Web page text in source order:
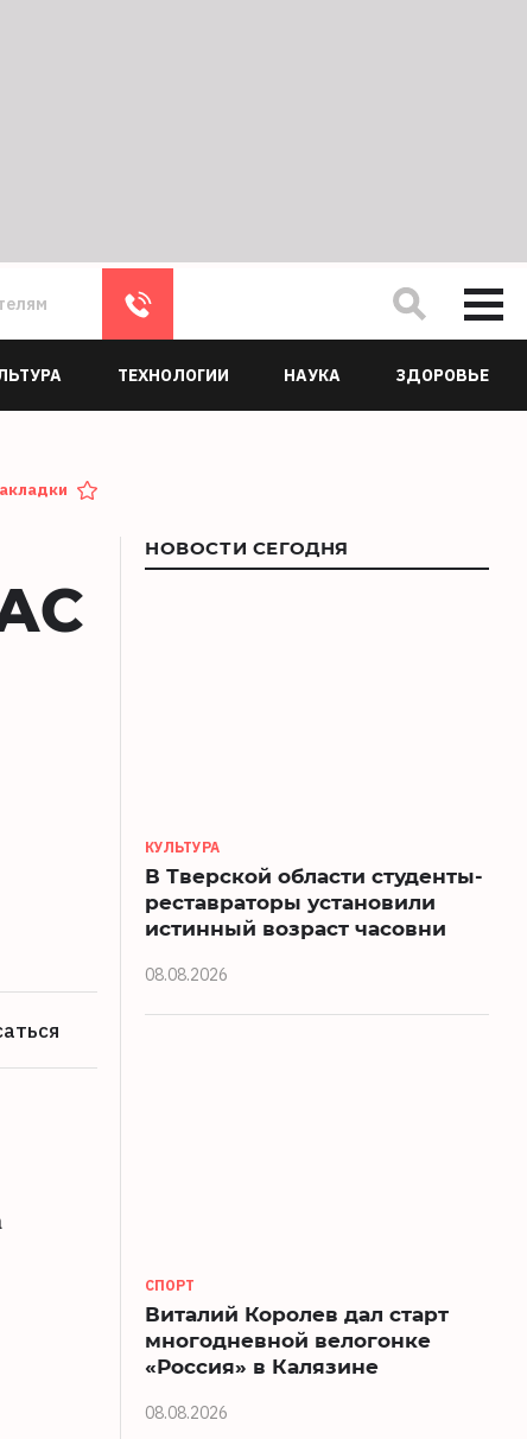
ТЕХНОЛОГИИ НАУКА ЗДОРОВЬЕ
НОВОСТИ СЕГОДНЯ
КУЛЬТУРА
В Тверской области студенты-
реставраторы установили
истинный возраст часовни
08.08.2026
СПОРТ
Виталий Королев дал старт
многодневной велогонке
«Россия» в Калязине
08.08.2026